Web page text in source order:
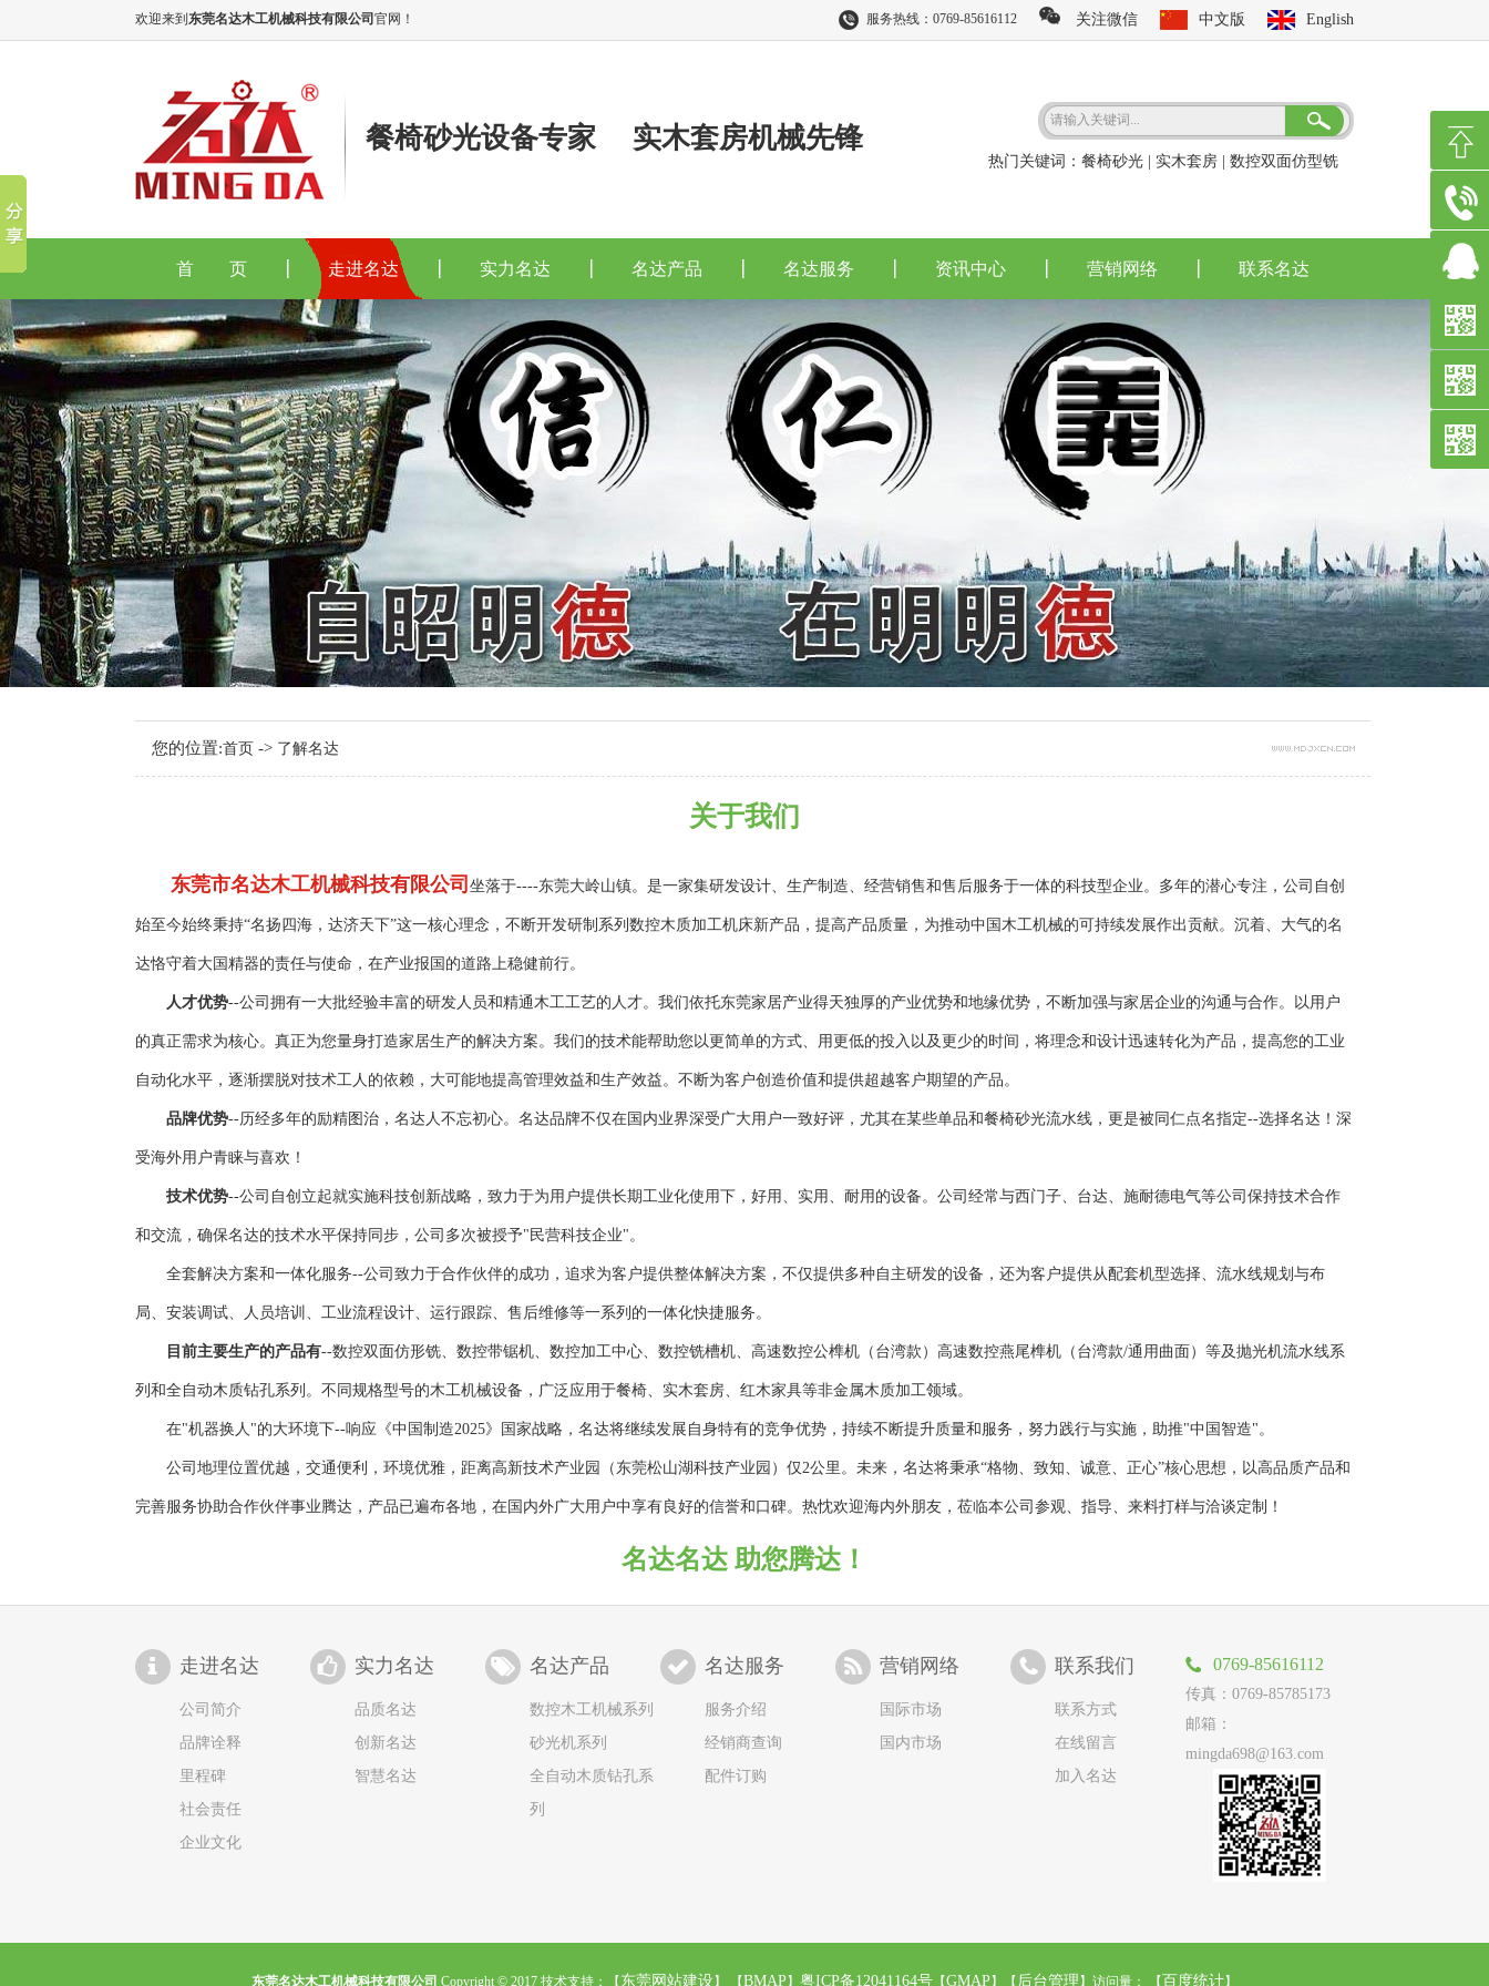
欢迎来到 东莞名达木工机械科技有限公司 官网！ 服务热线：0769-85616112 关注微信 中文版 English
餐椅砂光设备专家 实木套房机械先锋
热门关键词： 餐椅砂光 实木套房 数控双面仿型铣
首 页 走进名达 实力名达 名达产品 名达服务 资讯中心 营销网络 联系名达
您的位置:首页 -> 了解名达
关于我们
东莞市名达木工机械科技有限公司 坐落于----东莞大岭山镇。是一家集研发设计、生产制造、经营销售和售后服务于一体的科技型企业。多年的潜心专注，公司自创
始至今始终秉持“名扬四海，达济天下”这一核心理念，不断开发研制系列数控木质加工机床新产品，提高产品质量，为推动中国木工机械的可持续发展作出贡献。沉着、大气的名
达恪守着大国精器的责任与使命，在产业报国的道路上稳健前行。
人才优势--公司拥有一大批经验丰富的研发人员和精通木工工艺的人才。我们依托东莞家居产业得天独厚的产业优势和地缘优势，不断加强与家居企业的沟通与合作。以用户
的真正需求为核心。真正为您量身打造家居生产的解决方案。我们的技术能帮助您以更简单的方式、用更低的投入以及更少的时间，将理念和设计迅速转化为产品，提高您的工业
自动化水平，逐渐摆脱对技术工人的依赖，大可能地提高管理效益和生产效益。不断为客户创造价值和提供超越客户期望的产品。
品牌优势--历经多年的励精图治，名达人不忘初心。名达品牌不仅在国内业界深受广大用户一致好评，尤其在某些单品和餐椅砂光流水线，更是被同仁点名指定--选择名达！深
受海外用户青睐与喜欢！
技术优势--公司自创立起就实施科技创新战略，致力于为用户提供长期工业化使用下，好用、实用、耐用的设备。公司经常与西门子、台达、施耐德电气等公司保持技术合作
和交流，确保名达的技术水平保持同步，公司多次被授予"民营科技企业"。
全套解决方案和一体化服务--公司致力于合作伙伴的成功，追求为客户提供整体解决方案，不仅提供多种自主研发的设备，还为客户提供从配套机型选择、流水线规划与布
局、安装调试、人员培训、工业流程设计、运行跟踪、售后维修等一系列的一体化快捷服务。
目前主要生产的产品有--数控双面仿形铣、数控带锯机、数控加工中心、数控铣槽机、高速数控公榫机（台湾款）高速数控燕尾榫机（台湾款/通用曲面）等及抛光机流水线系
列和全自动木质钻孔系列。不同规格型号的木工机械设备，广泛应用于餐椅、实木套房、红木家具等非金属木质加工领域。
在"机器换人"的大环境下--响应《中国制造2025》国家战略，名达将继续发展自身特有的竞争优势，持续不断提升质量和服务，努力践行与实施，助推"中国智造"。
公司地理位置优越，交通便利，环境优雅，距离高新技术产业园（东莞松山湖科技产业园）仅2公里。未来，名达将秉承“格物、致知、诚意、正心”核心思想，以高品质产品和
完善服务协助合作伙伴事业腾达，产品已遍布各地，在国内外广大用户中享有良好的信誉和口碑。热忱欢迎海内外朋友，莅临本公司参观、指导、来料打样与洽谈定制！
名达名达 助您腾达！
走进名达
公司简介
品牌诠释
里程碑
社会责任
企业文化
实力名达
品质名达
创新名达
智慧名达
名达产品
数控木工机械系列
砂光机系列
全自动木质钻孔系
列
名达服务
服务介绍
经销商查询
配件订购
营销网络
国际市场
国内市场
联系我们
联系方式
在线留言
加入名达
0769-85616112
传真：0769-85785173
邮箱：
mingda698@163.com
东莞名达木工机械科技有限公司 Copyright © 2017 技术支持：【 东莞网站建设】 【BMAP】 粤ICP备12041164号 【GMAP】【 后台管理 】访问量： 【 百度统计】